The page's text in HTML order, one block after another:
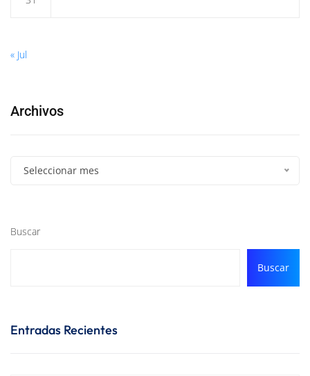
« Jul
Archivos
Seleccionar mes
Buscar
Buscar
Entradas Recientes